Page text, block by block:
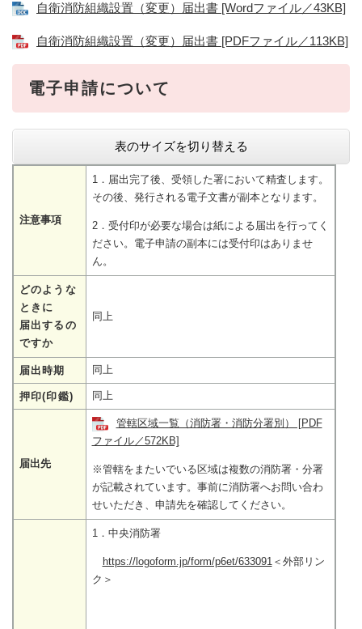
自衛消防組織設置（変更）届出書 [Wordファイル／43KB]
自衛消防組織設置（変更）届出書 [PDFファイル／113KB]
電子申請について
表のサイズを切り替える
注意事項
1．届出完了後、受領した署において精査します。
その後、発行される電子文書が副本となります。
2．受付印が必要な場合は紙による届出を行ってく
ださい。電子申請の副本には受付印はありませ
ん。
どのような
ときに
届出するの
ですか
同上
届出時期 同上
押印(印鑑) 同上
届出先
管轄区域一覧（消防署・消防分署別） [PDF
ファイル／572KB]
※管轄をまたいでいる区域は複数の消防署・分署
が記載されています。事前に消防署へお問い合わ
せいただき、申請先を確認してください。
1．中央消防署
https://logoform.jp/form/p6et/633091＜外部リン
ク＞